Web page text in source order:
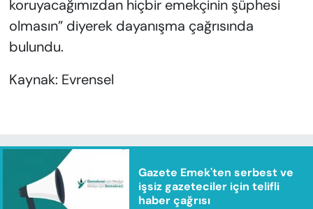
koruyacağımızdan hiçbir emekçinin şüphesi
olmasın” diyerek dayanışma çağrısında
bulundu.
Kaynak: Evrensel
Gazete Emek'ten serbest ve
işsiz gazeteciler için telifli
haber çağrısı